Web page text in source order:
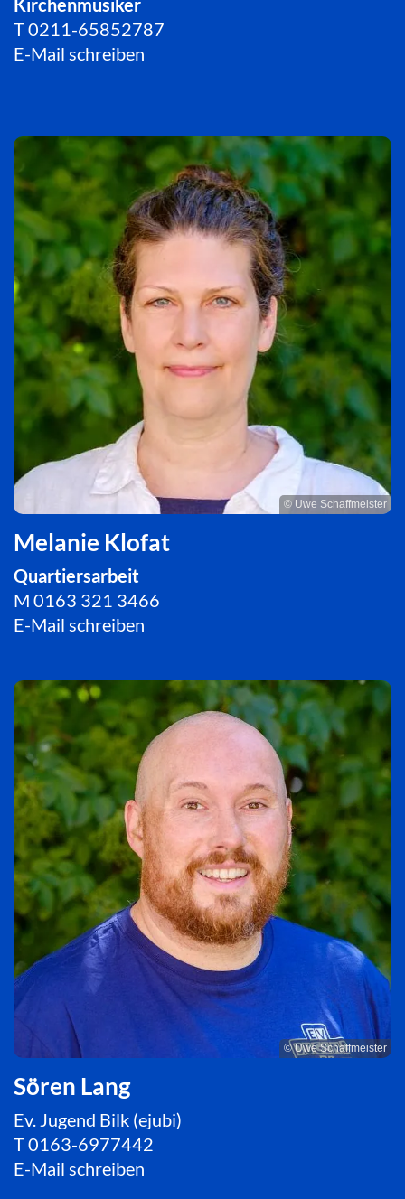
Kirchenmusiker
T0211-65852787
E-Mail schreiben
© Uwe Schaffmeister
Melanie Klofat
Quartiersarbeit
M 0163 321 3466
E-Mail schreiben
© Uwe Schaffmeister
Sören Lang
Ev. Jugend Bilk (ejubi)
T0163-6977442
E-Mail schreiben